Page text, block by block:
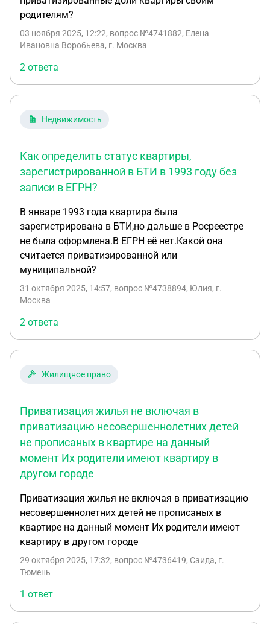
родителям?
03 ноября 2025, 12:22, вопрос №4741882, Елена
Ивановна Воробьева, г. Москва
2 ответа
Недвижимость
Как определить статус квартиры,
зарегистрированной в БТИ в 1993 году без
записи в ЕГРН?
В январе 1993 года квартира была
зарегистрирована в БТИ,но дальше в Росреестре
не была оформлена.В ЕГРН её нет.Какой она
считается приватизированной или
муниципальной?
31 октября 2025, 14:57, вопрос №4738894, Юлия, г.
Москва
2 ответа
Жилищное право
Приватизация жилья не включая в
приватизацию несовершеннолетних детей
не прописаных в квартире на данный
момент Их родители имеют квартиру в
другом городе
Приватизация жилья не включая в приватизацию
несовершеннолетних детей не прописаных в
квартире на данный момент Их родители имеют
квартиру в другом городе
29 октября 2025, 17:32, вопрос №4736419, Саида, г.
Тюмень
1 ответ